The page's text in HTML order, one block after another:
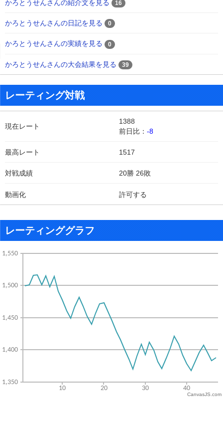
かろとうせんさんの紹介文を見る 16
かろとうせんさんの日記を見る 0
かろとうせんさんの実績を見る 0
かろとうせんさんの大会結果を見る 39
レーティング対戦
現在レート
1388
前日比： -8
最高レート 1517
対戦成績 20勝 26敗
動画化 許可する
レーティンググラフ
CanvasJS.com